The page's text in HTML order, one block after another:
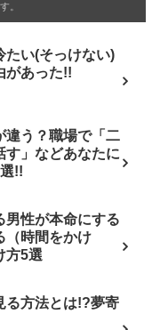
。
たい(そっけない)
があった!!
違う？職場で「二
す」などあなたに
!!
男性が本命にする
（時間をかけ
方5選
る方法とは!?夢寄